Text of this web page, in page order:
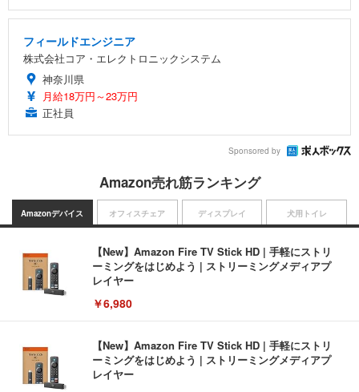
フィールドエンジニア
株式会社コア・エレクトロニックシステム
神奈川県
月給18万円～23万円
正社員
Sponsored by
Amazon売れ筋ランキング
Amazonデバイス
【New】Amazon Fire TV Stick HD | 手軽にストリ
ーミングをはじめよう | ストリーミングメディアプ
レイヤー
￥6,980
【New】Amazon Fire TV Stick HD | 手軽にストリ
ーミングをはじめよう | ストリーミングメディアプ
レイヤー
オフィスチェア ディスプレイ 犬用トイレ